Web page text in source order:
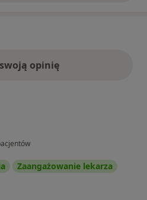
opinię
Zaangażowanie lekarza